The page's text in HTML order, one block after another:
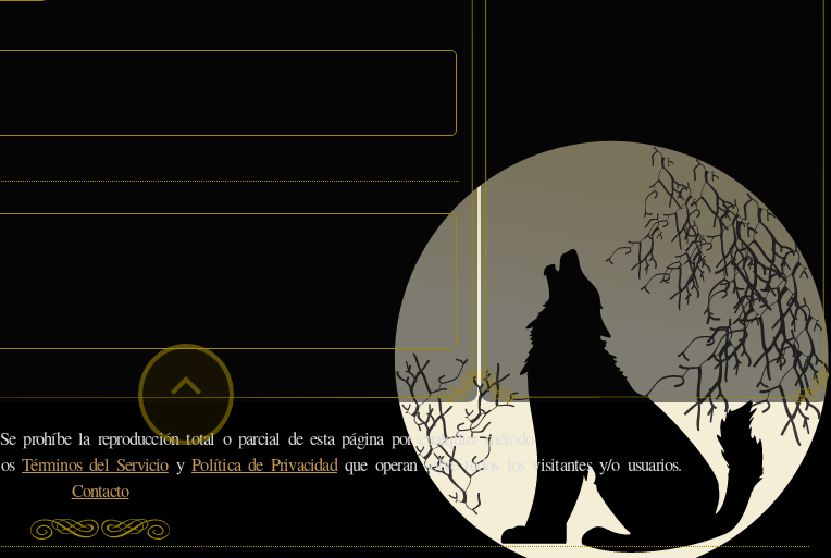
la reproducción total o parcial de esta página por cualquier método.
Términos del ServicioyPolítica de Privacidadque operan sobre todos los visitantes y/o usuarios.
Contacto